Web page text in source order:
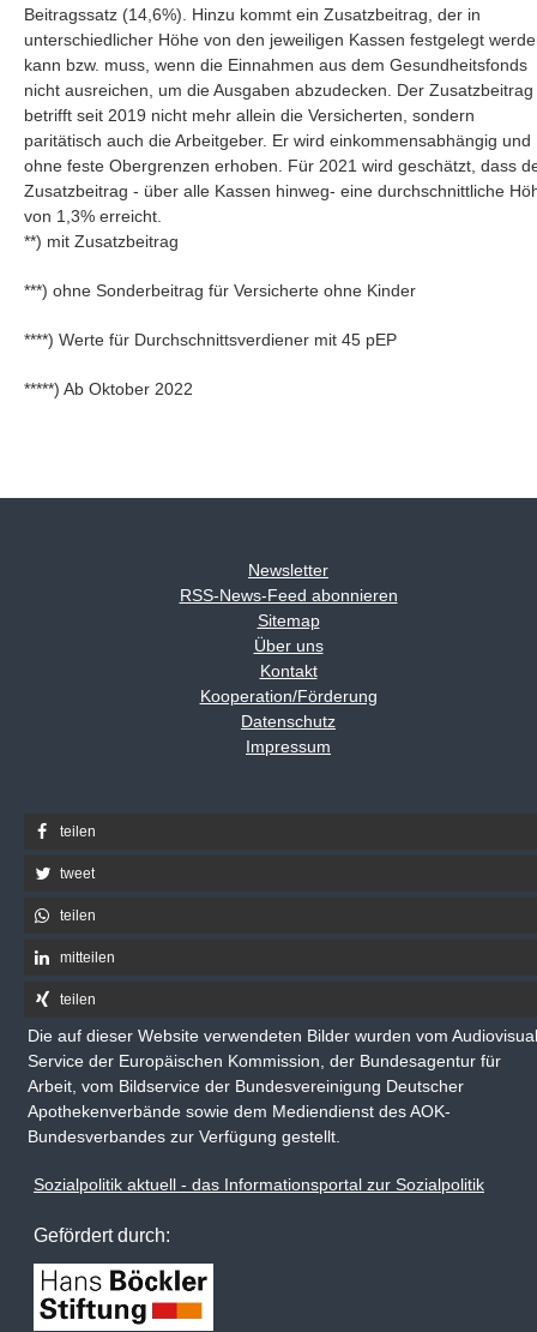
Beitragssatz (14,6%). Hinzu kommt ein Zusatzbeitrag, der in
unterschiedlicher Höhe von den jeweiligen Kassen festgelegt
kann bzw. muss, wenn die Einnahmen aus dem Gesundheitsfonds
nicht ausreichen, um die Ausgaben abzudecken. Der Zusatzbeitrag
betrifft seit 2019 nicht mehr allein die Versicherten, sondern
paritätisch auch die Arbeitgeber. Er wird einkommensabhängig und
ohne feste Obergrenzen erhoben. Für 2021 wird geschätzt, dass
Zusatzbeitrag - über alle Kassen hinweg- eine durchschnittliche
von 1,3% erreicht.
**) mit Zusatzbeitrag
***) ohne Sonderbeitrag für Versicherte ohne Kinder
****) Werte für Durchschnittsverdiener mit 45 pEP
*****) Ab Oktober 2022
Newsletter
RSS-News-Feed abonnieren
Sitemap
Über uns
Kontakt
Kooperation/Förderung
Datenschutz
Impressum
teilen
tweet
teilen
mitteilen
teilen
Die auf dieser Website verwendeten Bilder wurden vom Audiovisual
Service der Europäischen Kommission, der Bundesagentur für
Arbeit, vom Bildservice der Bundesvereinigung Deutscher
Apothekenverbände sowie dem Mediendienst des AOK-
Bundesverbandes zur Verfügung gestellt.
Sozialpolitik aktuell - das Informationsportal zur Sozialpolitik
Gefördert durch: